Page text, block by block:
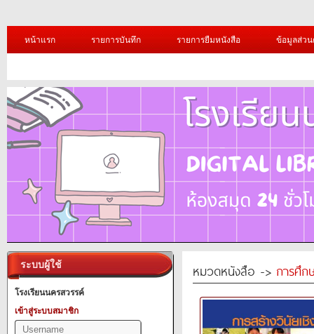
หน้าแรก รายการบันทึก รายการยืมหนังสือ ข้อมูลส่ว
ระบบผู้ใช้
โรงเรียนนครสวรรค์
เข้าสู่ระบบสมาชิก
หมวดหนังสือ -> การศึก